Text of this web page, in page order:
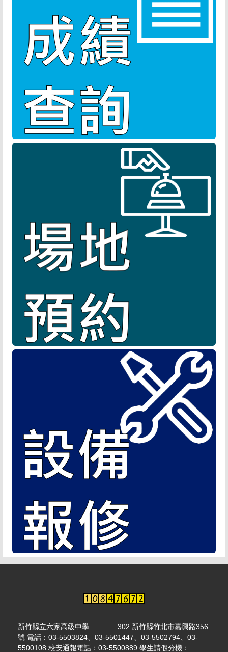
新竹縣立六家高級中學 302 新竹縣竹北市嘉興路356
號 電話：03-5503824、03-5501447、03-5502794、03-
5500108 校安通報電話：03-5500889 學生請假分機：